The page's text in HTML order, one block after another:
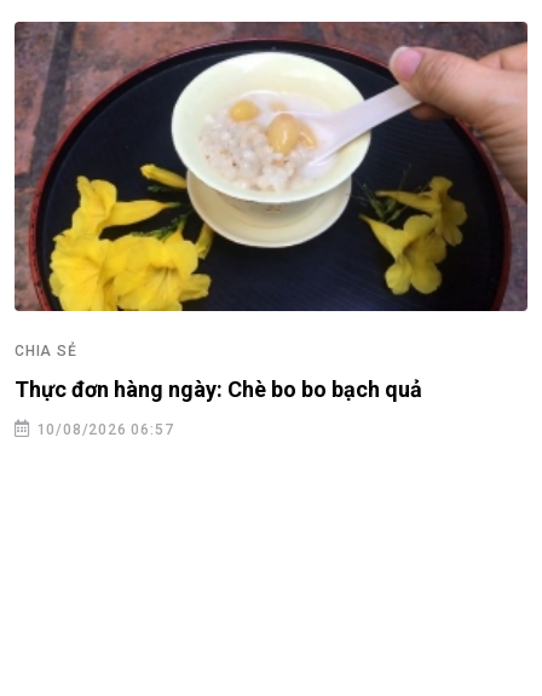
CHIA SẺ
Thực đơn hàng ngày: Chè bo bo bạch quả
10/08/2026 06:57